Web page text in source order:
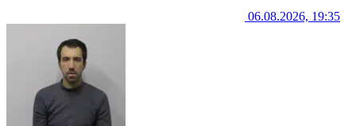
06.08.2026, 19:35